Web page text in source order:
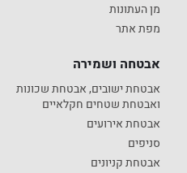
מן העתונות
מפת אתר
אבטחה ושמירה
אבטחת ישובים, אבטחת שכונות
ואבטחת שטחים חקלאיים
אבטחת אירועים
סניפים
אבטחת קניונים